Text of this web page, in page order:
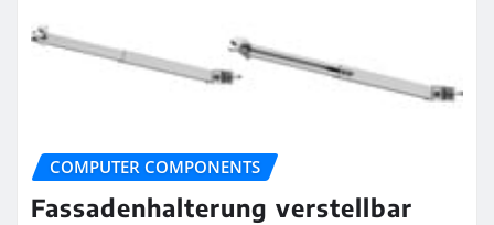
COMPUTER COMPONENTS
Fassadenhalterung verstellbar